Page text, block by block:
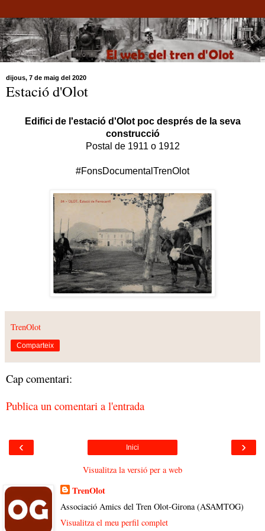
dijous, 7 de maig del 2020
Estació d'Olot
Edifici de l'estació d'Olot poc després de la seva
construcció
Postal de 1911 o 1912
#FonsDocumentalTrenOlot
TrenOlot
Comparteix
Cap comentari:
Publica un comentari a l'entrada
‹ ›
Inici
Visualitza la versió per a web
TrenOlot
Associació Amics del Tren Olot-Girona (ASAMTOG)
Visualitza el meu perfil complet